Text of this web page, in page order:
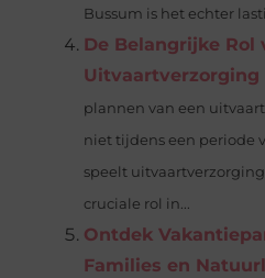
Bussum is het echter
De Belangrijke Rol
Uitvaartverzorging
plannen van een
niet tijdens een periode
speelt
cruciale rol in...
Ontdek
Families en